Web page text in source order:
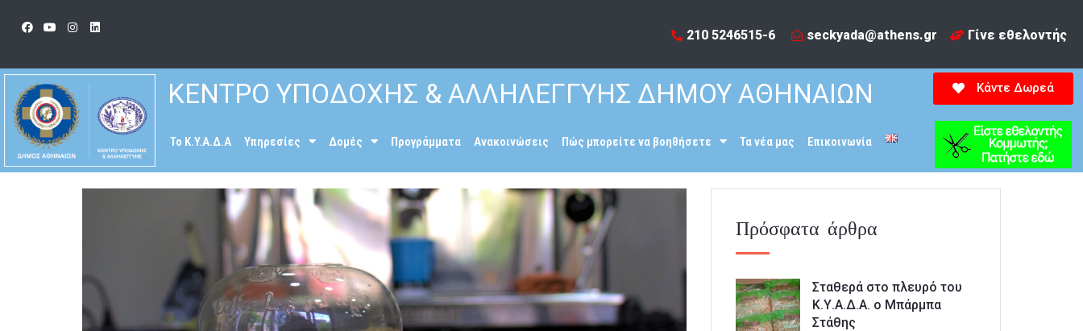
210 5246515-6​ seckyada@athens.gr Γίνε εθελοντής
ΚΕΝΤΡΟ ΥΠΟΔΟΧΗΣ & ΑΛΛΗΛΕΓΓΥΗΣ ΔΗΜΟΥ ΑΘΗΝΑΙΩΝ
To K.Y.A.Δ.Α Υπηρεσίες Δομές Προγράμματα Ανακοινώσεις Πώς μπορείτε να βοηθήσετε Τα νέα μας Επικοινωνία
Κάντε Δωρεά
Πρόσφατα άρθρα
Σταθερά στο πλευρό του
Κ.Υ.Α.Δ.Α. ο Μπάρμπα
Στάθης